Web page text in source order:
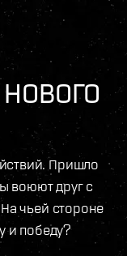
Пришло
воюют друг с
чьей стороне
и победу?